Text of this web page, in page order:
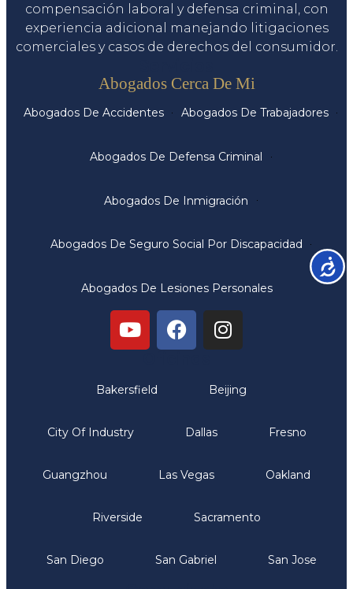
compensación laboral y defensa criminal, con
experiencia adicional manejando litigaciones
comerciales y casos de derechos del consumidor.
Abogados Cerca De Mi
Abogados De Accidentes Abogados De Trabajadores
Abogados De Defensa Criminal
Abogados De Inmigración
Abogados De Seguro Social Por Discapacidad
Abogados De Lesiones Personales
Bakersfield Beijing
City Of Industry Dallas Fresno
Guangzhou Las Vegas Oakland
Riverside Sacramento
San Diego San Gabriel San Jose